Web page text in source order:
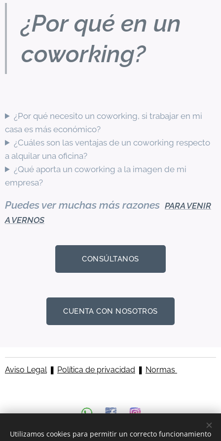
¿Por qué en un
coworking?
¿Por qué necesito un coworking, si trabajar en mi
casa es más económico?
¿Cuáles son las ventajas de un coworking respecto
a alquilar una oficina?
¿Qué aporta un coworking a la imagen de mi
empresa?
Puedes ver muchas más razones PARA VENIR
A VERNOS
CONSÚLTANOS
CUENTA CON NOSOTROS
Aviso Legal❚ Política de privacidad ❚ Normas
Utilizamos cookies para permitir un correcto funcionamiento